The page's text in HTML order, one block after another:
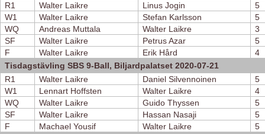
R1
Walter Laikre Linus Jogin
5
W1
Walter Laikre Stefan Karlsson
5
WQ
Andreas Muttala Walter Laikre
3
SF
Walter Laikre Petrus Azar
5
F
Walter Laikre Erik Hård
4
Tisdagstävling SBS 9-Ball, Biljardpalatset 2020-07-21
R1
Walter Laikre Daniel Silvennoinen
5
W1
Lennart Hoffsten Walter Laikre
4
WQ
Walter Laikre Guido Thyssen
5
SF
Walter Laikre Hassan Nasaji
5
F
Machael Yousif Walter Laikre
5